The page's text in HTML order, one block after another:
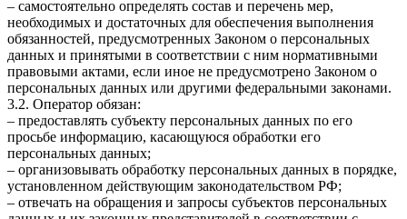
– самостоятельно определять состав и перечень мер,
необходимых и достаточных для обеспечения выполнения
обязанностей, предусмотренных Законом о персональных
данных и принятыми в соответствии с ним нормативными
правовыми актами, если иное не предусмотрено Законом о
персональных данных или другими федеральными законами.
3.2. Оператор обязан:
– предоставлять субъекту персональных данных по его
просьбе информацию, касающуюся обработки его
персональных данных;
– организовывать обработку персональных данных в порядке,
установленном действующим законодательством РФ;
– отвечать на обращения и запросы субъектов персональных